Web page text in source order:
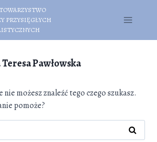
PRZYSIĘGŁYCH
Pawłowska
nie możesz znaleźć tego czego szukasz.
pomoże?